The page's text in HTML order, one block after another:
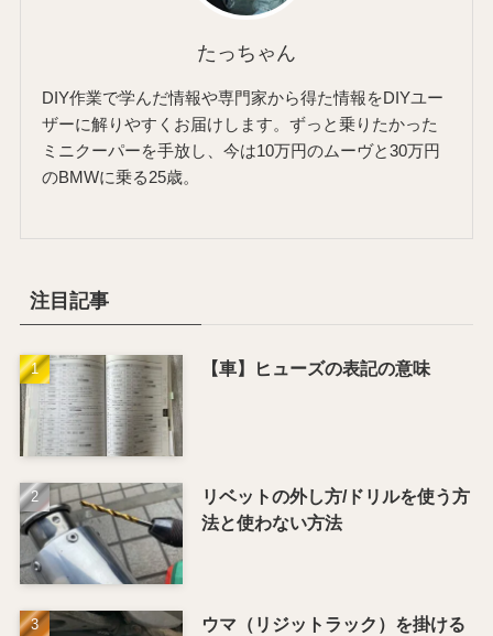
たっちゃん
DIY作業で学んだ情報や専門家から得た情報をDIYユー
ザーに解りやすくお届けします。ずっと乗りたかった
ミニクーパーを手放し、今は10万円のムーヴと30万円
のBMWに乗る25歳。
注目記事
【車】ヒューズの表記の意味
リベットの外し方/ドリルを使う方
法と使わない方法
ウマ（リジットラック）を掛ける